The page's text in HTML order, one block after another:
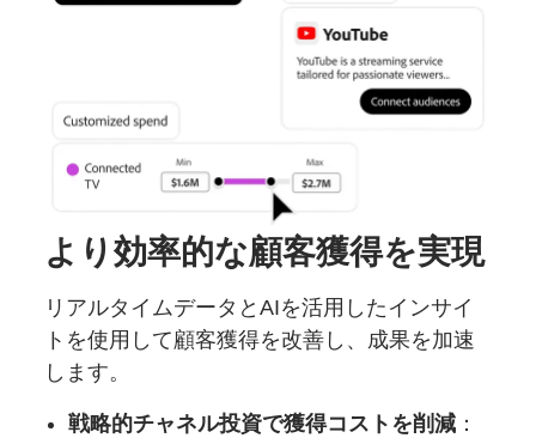
より効率的な顧客獲得を実現
リアルタイムデータとAIを活用したインサイ
トを使用して顧客獲得を改善し、成果を加速
します。
戦略的チャネル投資で獲得コストを削減 ：